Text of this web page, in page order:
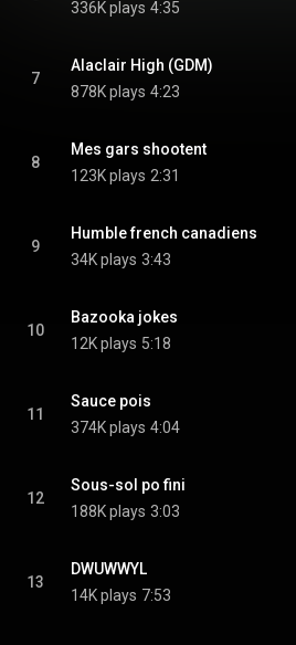
336K plays 4:35
7
Alaclair High (GDM)
878K plays 4:23
8
Mes gars shootent
123K plays 2:31
9
Humble french canadiens
34K plays 3:43
10
Bazooka jokes
12K plays 5:18
11
Sauce pois
374K plays 4:04
12
Sous-sol po fini
188K plays 3:03
13
DWUWWYL
14K plays 7:53